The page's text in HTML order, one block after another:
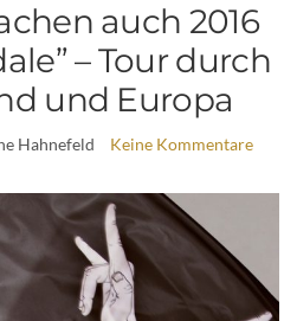
auch 2016
– Tour durch
und Europa
Hahnefeld Keine Kommentare